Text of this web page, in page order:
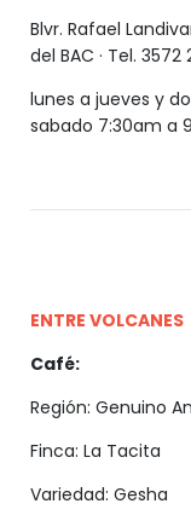
Blvr. Rafael
del BAC · Tel. 3572
lunes a jueves y
sabado 7:30am a
ENTRE VOLCANES
Café:
Región: Genuino
Finca: La Tacita
Variedad: Gesha